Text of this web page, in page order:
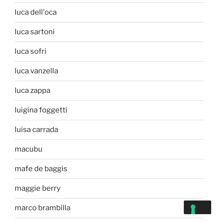
luca dell'oca
luca sartoni
luca sofri
luca vanzella
luca zappa
luigina foggetti
luisa carrada
macubu
mafe de baggis
maggie berry
marco brambilla